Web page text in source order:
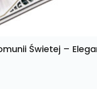
Świetej –